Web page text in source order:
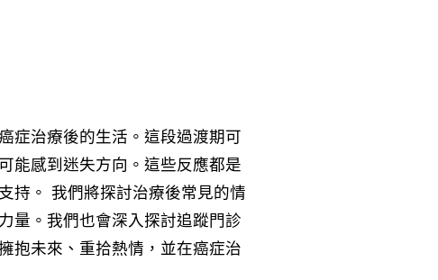
症治療後的生活。這段過渡期可
能感到迷失方向。這些反應都是
持。 我們將探討治療後常見的情
量。我們也會深入探討追蹤門診
抱未來、重拾熱情，並在癌症治